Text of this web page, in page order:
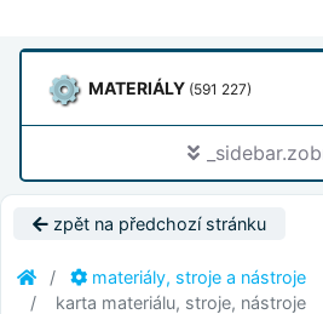
MATERIÁLY (591 227)
zpět na předchozí stránku
materiály, stroje a nástroje
karta materiálu, stroje, nástroje